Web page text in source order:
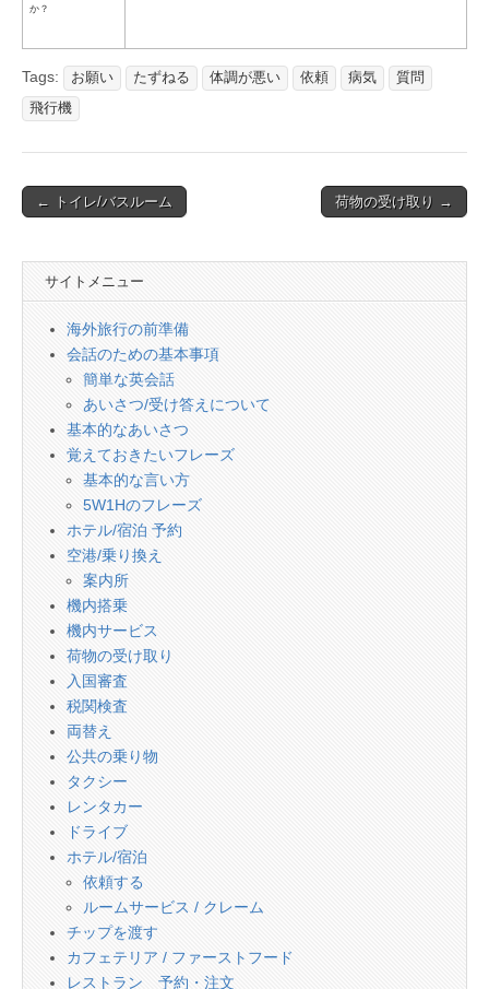
か？
Tags: お願い たずねる 体調が悪い 依頼 病気
質問
飛行機
Post
← トイレ/バスルーム 荷物の受け取り →
サイトメニュー
海外旅行の前準備
会話のための基本事項
簡単な英会話
あいさつ/受け答えについて
基本的なあいさつ
覚えておきたいフレーズ
基本的な言い方
5W1Hのフレーズ
ホテル/宿泊 予約
空港/乗り換え
案内所
機内搭乗
機内サービス
荷物の受け取り
入国審査
税関検査
両替え
公共の乗り物
タクシー
レンタカー
ドライブ
ホテル/宿泊
依頼する
ルームサービス / クレーム
チップを渡す
カフェテリア / ファーストフード
レストラン 予約・注文